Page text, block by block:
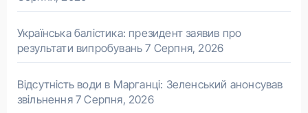
Українська балістика: президент заявив про
результати випробувань 7 Серпня, 2026
Відсутність води в Марганці: Зеленський анонсував
звільнення 7 Серпня, 2026